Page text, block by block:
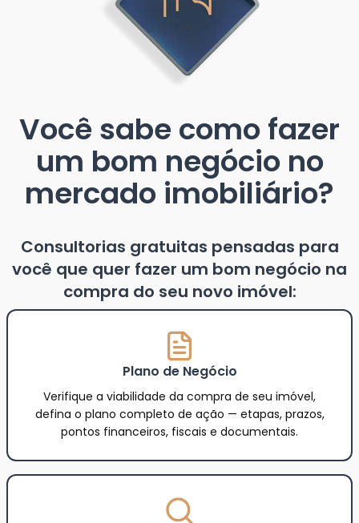
Você sabe como fazer
um bom negócio no
mercado imobiliário?
Consultorias gratuitas pensadas para
você que quer fazer um bom negócio na
compra do seu novo imóvel:
Plano de Negócio
Verifique a viabilidade da compra de seu imóvel,
defina o plano completo de ação — etapas, prazos,
pontos financeiros, fiscais e documentais.